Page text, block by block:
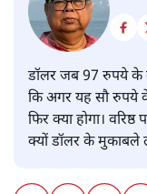
डॉलर जब 97 रुपये के
कि अगर यह सौ रुपये के
फिर क्या होगा।
क्यों डॉलर के मुकाबले